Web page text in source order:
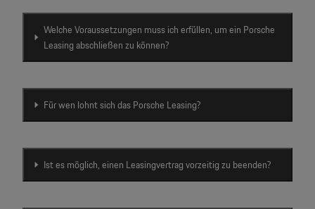
Welche Voraussetzungen muss ich erfüllen, um ein Porsche
Leasing abschließen zu können?
Für wen lohnt sich das Porsche Leasing?
Ist es möglich, einen Leasingvertrag vorzeitig zu beenden?